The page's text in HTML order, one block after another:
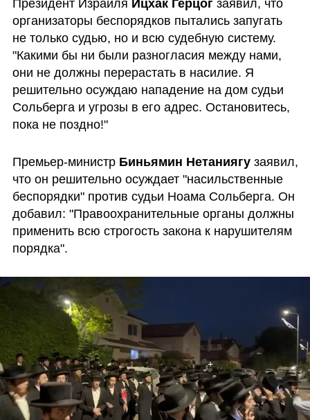
Президент Израиля Ицхак Герцог заявил, что
организаторы беспорядков пытались запугать
не только судью, но и всю судебную систему.
"Какими бы ни были разногласия между нами,
они не должны перерастать в насилие. Я
решительно осуждаю нападение на дом судьи
Сольберга и угрозы в его адрес. Остановитесь,
пока не поздно!"
Премьер-министр Биньямин Нетаниягу заявил,
что он решительно осуждает "насильственные
беспорядки" против судьи Ноама Сольберга. Он
добавил: "Правоохранительные органы должны
применить всю строгость закона к нарушителям
порядка".